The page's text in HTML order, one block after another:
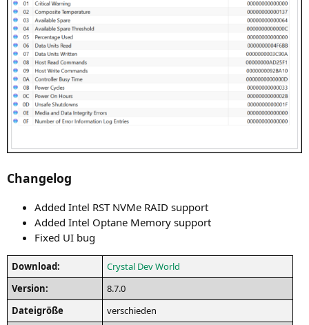
Changelog
Added Intel RSTNVMe RAID support
Added Intel Opta­ne Memo­ry support
Fixed UI bug
Down­load:
Crys­tal Dev World
Ver­si­on:
8.7.0
Datei­grö­ße
ver­schie­den